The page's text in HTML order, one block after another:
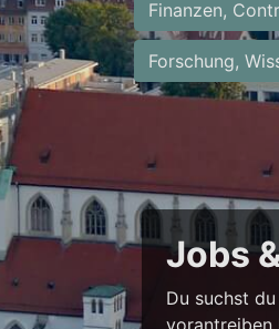
Finanzen,
Forschung,
Jobs
Du suchst